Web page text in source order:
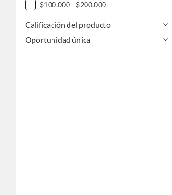
$100.000 - $200.000
Calificación del producto
Oportunidad única